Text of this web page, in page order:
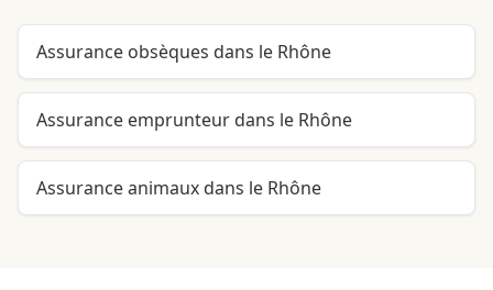
Assurance obsèques dans le Rhône
Assurance emprunteur dans le Rhône
Assurance animaux dans le Rhône